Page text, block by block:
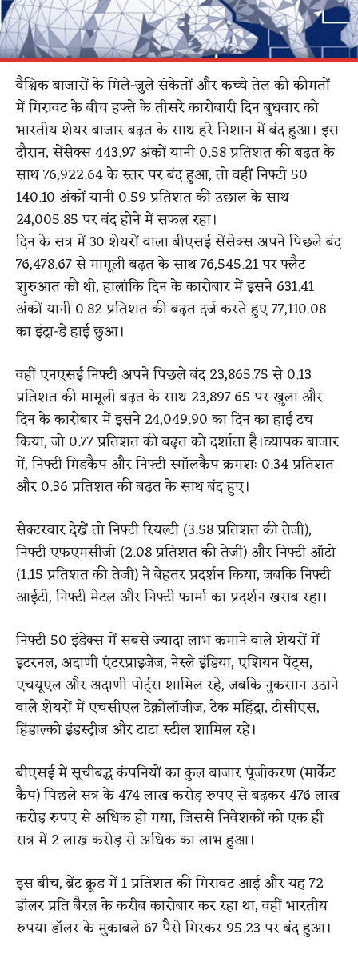
वैश्विक बाजारों के मिले-जुले संकेतों और कच्चे तेल की कीमतों
में गिरावट के बीच हफ्ते के तीसरे कारोबारी दिन बुधवार को
भारतीय शेयर बाजार बढ़त के साथ हरे निशान में बंद हुआ। इस
दौरान, सेंसेक्स 443.97 अंकों यानी 0.58 प्रतिशत की बढ़त के
साथ 76,922.64 के स्तर पर बंद हुआ, तो वहीं निफ्टी 50
140.10 अंकों यानी 0.59 प्रतिशत की उछाल के साथ
24,005.85 पर बंद होने में सफल रहा।
दिन के सत्र में 30 शेयरों वाला बीएसई सेंसेक्स अपने पिछले बंद
76,478.67 से मामूली बढ़त के साथ 76,545.21 पर फ्लैट
शुरुआत की थी, हालांकि दिन के कारोबार में इसने 631.41
अंकों यानी 0.82 प्रतिशत की बढ़त दर्ज करते हुए 77,110.08
का इंट्रा-डे हाई छुआ।
वहीं एनएसई निफ्टी अपने पिछले बंद 23,865.75 से 0.13
प्रतिशत की मामूली बढ़त के साथ 23,897.65 पर खुला और
दिन के कारोबार में इसने 24,049.90 का दिन का हाई टच
किया, जो 0.77 प्रतिशत की बढ़त को दर्शाता है।व्यापक बाजार
में, निफ्टी मिडकैप और निफ्टी स्मॉलकैप क्रमशः 0.34 प्रतिशत
और 0.36 प्रतिशत की बढ़त के साथ बंद हुए।
सेक्टरवार देखें तो निफ्टी रियल्टी (3.58 प्रतिशत की तेजी),
निफ्टी एफएमसीजी (2.08 प्रतिशत की तेजी) और निफ्टी ऑटो
(1.15 प्रतिशत की तेजी) ने बेहतर प्रदर्शन किया, जबकि निफ्टी
आईटी, निफ्टी मेटल और निफ्टी फार्मा का प्रदर्शन खराब रहा।
निफ्टी 50 इंडेक्स में सबसे ज्यादा लाभ कमाने वाले शेयरों में
इटरनल, अदाणी एंटरप्राइजेज, नेस्ले इंडिया, एशियन पेंट्स,
एचयूएल और अदाणी पोर्ट्स शामिल रहे, जबकि नुकसान उठाने
वाले शेयरों में एचसीएल टेक्नोलॉजीज, टेक महिंद्रा, टीसीएस,
हिंडाल्को इंडस्ट्रीज और टाटा स्टील शामिल रहे।
बीएसई में सूचीबद्ध कंपनियों का कुल बाजार पूंजीकरण (मार्केट
कैप) पिछले सत्र के 474 लाख करोड़ रुपए से बढ़कर 476 लाख
करोड़ रुपए से अधिक हो गया, जिससे निवेशकों को एक ही
सत्र में 2 लाख करोड़ से अधिक का लाभ हुआ।
इस बीच, ब्रेंट क्रूड में 1 प्रतिशत की गिरावट आई और यह 72
डॉलर प्रति बैरल के करीब कारोबार कर रहा था, वहीं भारतीय
रुपया डॉलर के मुकाबले 67 पैसे गिरकर 95.23 पर बंद हुआ।